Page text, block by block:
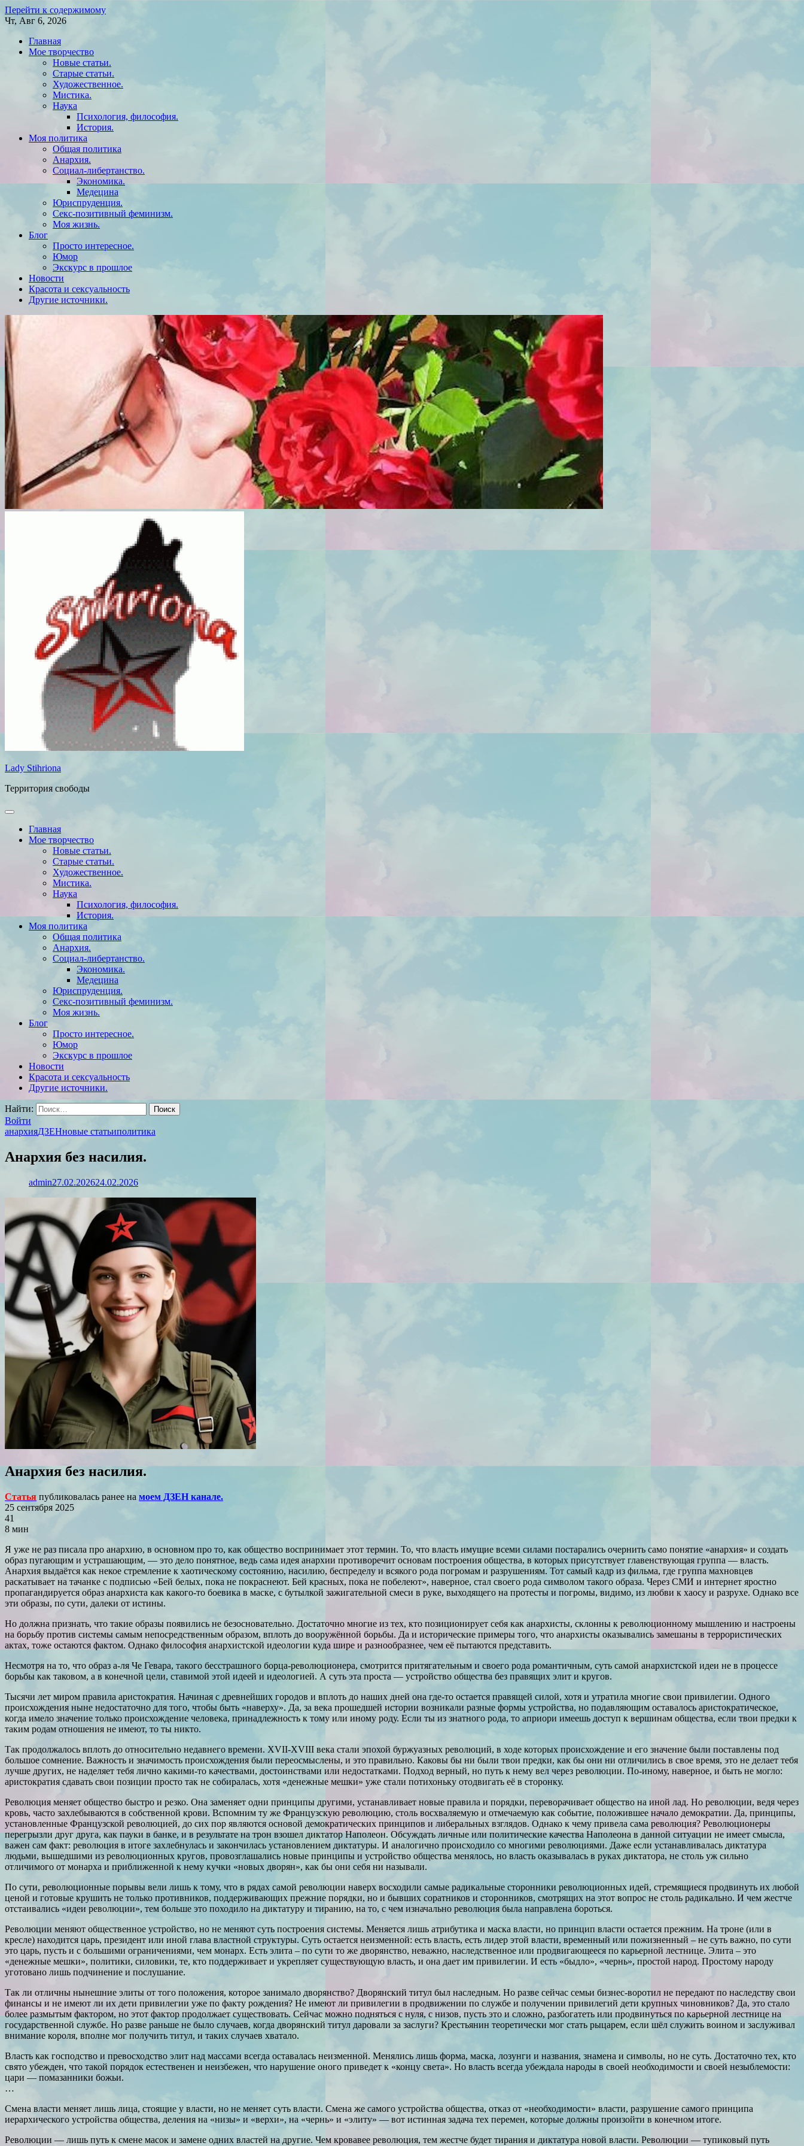
Перейти к содержимому
Чт, Авг 6, 2026
Главная
Мое творчество
Новые статьи.
Старые статьи.
Художественное.
Мистика.
Наука
Психология, философия.
История.
Моя политика
Общая политика
Анархия.
Социал-либертанство.
Экономика.
Медецина
Юриспруденция.
Секс-позитивный феминизм.
Моя жизнь.
Блог
Просто интересное.
Юмор
Экскурс в прошлое
Новости
Красота и сексуальность
Другие источники.
Lady Stihriona
Территория свободы
Главная
Мое творчество
Новые статьи.
Старые статьи.
Художественное.
Мистика.
Наука
Психология, философия.
История.
Моя политика
Общая политика
Анархия.
Социал-либертанство.
Экономика.
Медецина
Юриспруденция.
Секс-позитивный феминизм.
Моя жизнь.
Блог
Просто интересное.
Юмор
Экскурс в прошлое
Новости
Красота и сексуальность
Другие источники.
Найти:
Войти
анархияДЗЕНновые статьиполитика
Анархия без насилия.
admin27.02.202624.02.2026
Анархия без насилия.
Статья публиковалась ранее на моем ДЗЕН канале.
25 сентября 2025
41
8 мин
Я уже не раз писала про анархию, в основном про то, как общество воспринимает этот термин. То, что власть имущие всеми силами постарались очернить само понятие «анархия» и создать
образ пугающим и устрашающим, — это дело понятное, ведь сама идея анархии противоречит основам построения общества, в которых присутствует главенствующая группа — власть.
Анархия выдаётся как некое стремление к хаотическому состоянию, насилию, беспределу и всякого рода погромам и разрушениям. Тот самый кадр из фильма, где группа махновцев
раскатывает на тачанке с подписью «Бей белых, пока не покраснеют. Бей красных, пока не побелеют», наверное, стал своего рода символом такого образа. Через СМИ и интернет яростно
пропагандируется образ анархиста как какого-то боевика в маске, с бутылкой зажигательной смеси в руке, выходящего на протесты и погромы, видимо, из любви к хаосу и разрухе. Однако все
эти образы, по сути, далеки от истины.
Но должна признать, что такие образы появились не безосновательно. Достаточно многие из тех, кто позиционирует себя как анархисты, склонны к революционному мышлению и настроены
на борьбу против системы самым непосредственным образом, вплоть до вооружённой борьбы. Да и исторические примеры того, что анархисты оказывались замешаны в террористических
актах, тоже остаются фактом. Однако философия анархистской идеологии куда шире и разнообразнее, чем её пытаются представить.
Несмотря на то, что образ а-ля Че Гевара, такого бесстрашного борца-революционера, смотрится притягательным и своего рода романтичным, суть самой анархистской идеи не в процессе
борьбы как таковом, а в конечной цели, ставимой этой идеей и идеологией. А суть эта проста — устройство общества без правящих элит и кругов.
Тысячи лет миром правила аристократия. Начиная с древнейших городов и вплоть до наших дней она где-то остается правящей силой, хотя и утратила многие свои привилегии. Одного
происхождения ныне недостаточно для того, чтобы быть «наверху». Да, за века прошедшей истории возникали разные формы устройства, но подавляющим оставалось аристократическое,
когда имело значение только происхождение человека, принадлежность к тому или иному роду. Если ты из знатного рода, то априори имеешь доступ к вершинам общества, если твои предки к
таким родам отношения не имеют, то ты никто.
Так продолжалось вплоть до относительно недавнего времени. XVII-XVIII века стали эпохой буржуазных революций, в ходе которых происхождение и его значение были поставлены под
большое сомнение. Важность и значимость происхождения были переосмыслены, и это правильно. Каковы бы ни были твои предки, как бы они ни отличились в свое время, это не делает тебя
лучше других, не наделяет тебя лично какими-то качествами, достоинствами или недостатками. Подход верный, но путь к нему вел через революции. По-иному, наверное, и быть не могло:
аристократия сдавать свои позиции просто так не собиралась, хотя «денежные мешки» уже стали потихоньку отодвигать её в сторонку.
Революция меняет общество быстро и резко. Она заменяет одни принципы другими, устанавливает новые правила и порядки, переворачивает общество на иной лад. Но революции, ведя через
кровь, часто захлебываются в собственной крови. Вспомним ту же Французскую революцию, столь восхваляемую и отмечаемую как событие, положившее начало демократии. Да, принципы,
установленные Французской революцией, до сих пор являются основой демократических принципов и либеральных взглядов. Однако к чему привела сама революция? Революционеры
перегрызли друг друга, как пауки в банке, и в результате на трон взошел диктатор Наполеон. Обсуждать личные или политические качества Наполеона в данной ситуации не имеет смысла,
важен сам факт: революция в итоге захлебнулась и закончилась установлением диктатуры. И аналогично происходило со многими революциями. Даже если устанавливалась диктатура
людьми, вышедшими из революционных кругов, провозглашались новые принципы и устройство общества менялось, но власть оказывалась в руках диктатора, не столь уж сильно
отличимого от монарха и приближенной к нему кучки «новых дворян», как бы они себя ни называли.
По сути, революционные порывы вели лишь к тому, что в рядах самой революции наверх восходили самые радикальные сторонники революционных идей, стремящиеся продвинуть их любой
ценой и готовые крушить не только противников, поддерживающих прежние порядки, но и бывших соратников и сторонников, смотрящих на этот вопрос не столь радикально. И чем жестче
отстаивались «идеи революции», тем больше это походило на диктатуру и тиранию, на то, с чем изначально революция была направлена бороться.
Революции меняют общественное устройство, но не меняют суть построения системы. Меняется лишь атрибутика и маска власти, но принцип власти остается прежним. На троне (или в
кресле) находится царь, президент или иной глава властной структуры. Суть остается неизменной: есть власть, есть лидер этой власти, временный или пожизненный – не суть важно, по сути
это царь, пусть и с большими ограничениями, чем монарх. Есть элита – по сути то же дворянство, неважно, наследственное или продвигающееся по карьерной лестнице. Элита – это
«денежные мешки», политики, силовики, те, кто поддерживает и укрепляет существующую власть, и она дает им привилегии. И есть «быдло», «чернь», простой народ. Простому народу
уготовано лишь подчинение и послушание.
Так ли отличны нынешние элиты от того положения, которое занимало дворянство? Дворянский титул был наследным. Но разве сейчас семьи бизнес-воротил не передают по наследству свои
финансы и не имеют ли их дети привилегии уже по факту рождения? Не имеют ли привилегии в продвижении по службе и получении привилегий дети крупных чиновников? Да, это стало
более размытым фактором, но этот фактор продолжает существовать. Сейчас можно подняться с нуля, с низов, пусть это и сложно, разбогатеть или продвинуться по карьерной лестнице на
государственной службе. Но разве раньше не было случаев, когда дворянский титул даровали за заслуги? Крестьянин теоретически мог стать рыцарем, если шёл служить воином и заслуживал
внимание короля, вполне мог получить титул, и таких случаев хватало.
Власть как господство и превосходство элит над массами всегда оставалась неизменной. Менялись лишь форма, маска, лозунги и названия, знамена и символы, но не суть. Достаточно тех, кто
свято убежден, что такой порядок естественен и неизбежен, что нарушение оного приведет к «концу света». Но власть всегда убеждала народы в своей необходимости и своей незыблемости:
цари — помазанники божьи.
…
Смена власти меняет лишь лица, стоящие у власти, но не меняет суть власти. Смена же самого устройства общества, отказ от «необходимости» власти, разрушение самого принципа
иерархического устройства общества, деления на «низы» и «верхи», на «чернь» и «элиту» — вот истинная задача тех перемен, которые должны произойти в конечном итоге.
Революции — лишь путь к смене масок и замене одних властей на другие. Чем кровавее революция, тем жестче будет тирания и диктатура новой власти. Революции — тупиковый путь